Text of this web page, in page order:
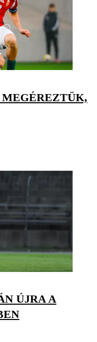
MEGÉREZTÜK,
ÚJRA A